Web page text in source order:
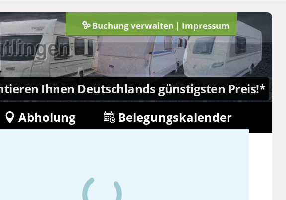
Ihnen Deutschlands günstigsten Preis!*
Buchung verwalten | Impressum
Abholung
Belegungskalender